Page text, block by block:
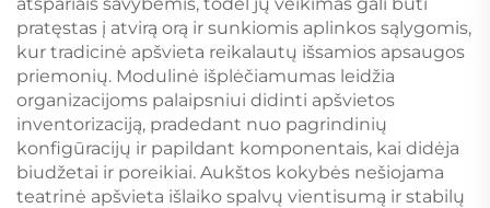
pratęstas į atvirą orą ir sunkiomis aplinkos sąlygomis,
kur tradicinė apšvieta reikalautų išsamios apsaugos
priemonių. Modulinė išplėčiamumas leidžia
organizacijoms palaipsniui didinti apšvietos
inventorizaciją, pradedant nuo pagrindinių
konfigūracijų ir papildant komponentais, kai didėja
biudžetai ir poreikiai. Aukštos kokybės nešiojama
teatrinė apšvieta išlaiko spalvų vientisumą ir stabilų